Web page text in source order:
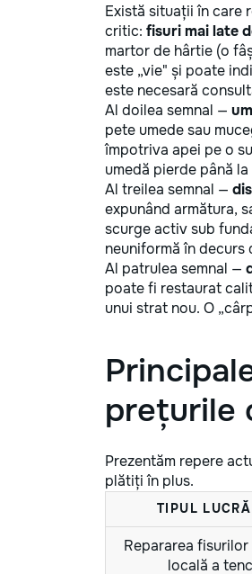
Există situații în care
critic: fisuri mai late
martor de hârtie (o
este „vie" și poate
este necesară
Al doilea semnal —
pete umede sau
împotriva apei pe o
umedă pierde până
Al treilea semnal —
expunând armătura,
scurge activ sub
neuniformă în decurs
Al patrulea semnal —
poate fi restaurat
unui strat nou. O
prețurile
Prezentăm repere
plătiți în plus.
TIPUL
Repararea
locală a